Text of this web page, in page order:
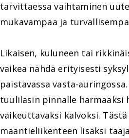
tarvittaessa vaihtaminen
mukavampaa ja
Likaisen, kuluneen tai
vaikea nähdä erityisesti
paistavassa vasta-
tuulilasin pinnalle harmaaksi
vaikeuttavaksi kalvoksi.
maantieliikenteen lisäksi